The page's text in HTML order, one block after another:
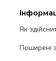
Як
Поширені